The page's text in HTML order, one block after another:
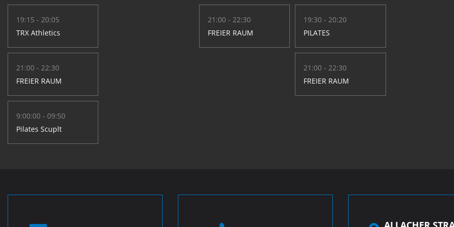
19:15 - 20:05
TRX Athletics
21:00 - 22:30
FREIER RAUM
9:00:00 - 09:50
Pilates Scuplt
21:00 - 22:30
FREIER RAUM
19:30 - 20:20
PILATES
21:00 - 22:30
FREIER RAUM